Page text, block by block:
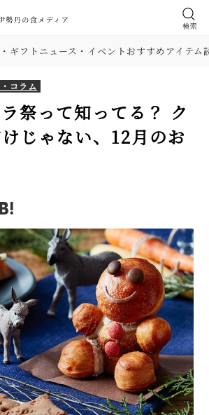
検索
ギフト ニュース・イベントおすすめアイテム
コラム
祭って知ってる？ ク
じゃない、12月のお